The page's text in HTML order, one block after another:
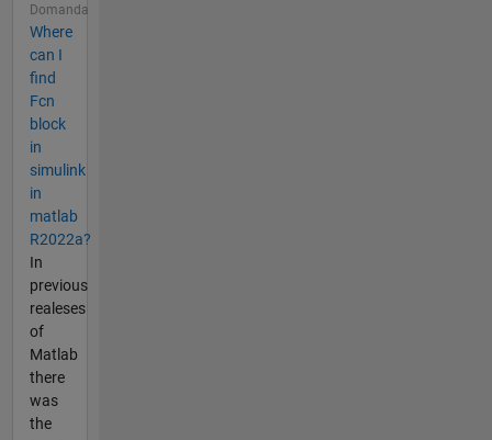
Domanda
Where
can I
find
Fcn
block
in
simulink
in
matlab
R2022a?
In
previous
realeses
of
Matlab
there
was
the